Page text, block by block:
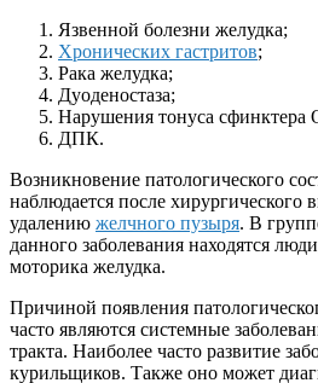
Язвенной болезни желудка;
Хронических гастритов;
Рака желудка;
Дуоденостаза;
Нарушения тонуса сфинктера
ДПК.
Возникновение патологического
наблюдается после хирургического
удалению желчного пузыря. В
данного заболевания находятся
моторика желудка.
Причиной появления
часто являются системные
тракта. Наиболее часто развитие
курильщиков. Также оно может